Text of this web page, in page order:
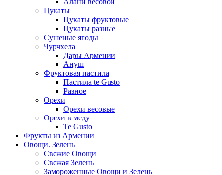
Алани весовой
Цукаты
Цукаты фруктовые
Цукаты разные
Сушеные ягоды
Чурчхела
Дары Армении
Ануш
Фруктовая пастила
Пастила te Gusto
Разное
Орехи
Орехи весовые
Орехи в меду
Te Gusto
Фрукты из Армении
Овощи. Зелень
Свежие Овощи
Свежая Зелень
Замороженные Овощи и Зелень